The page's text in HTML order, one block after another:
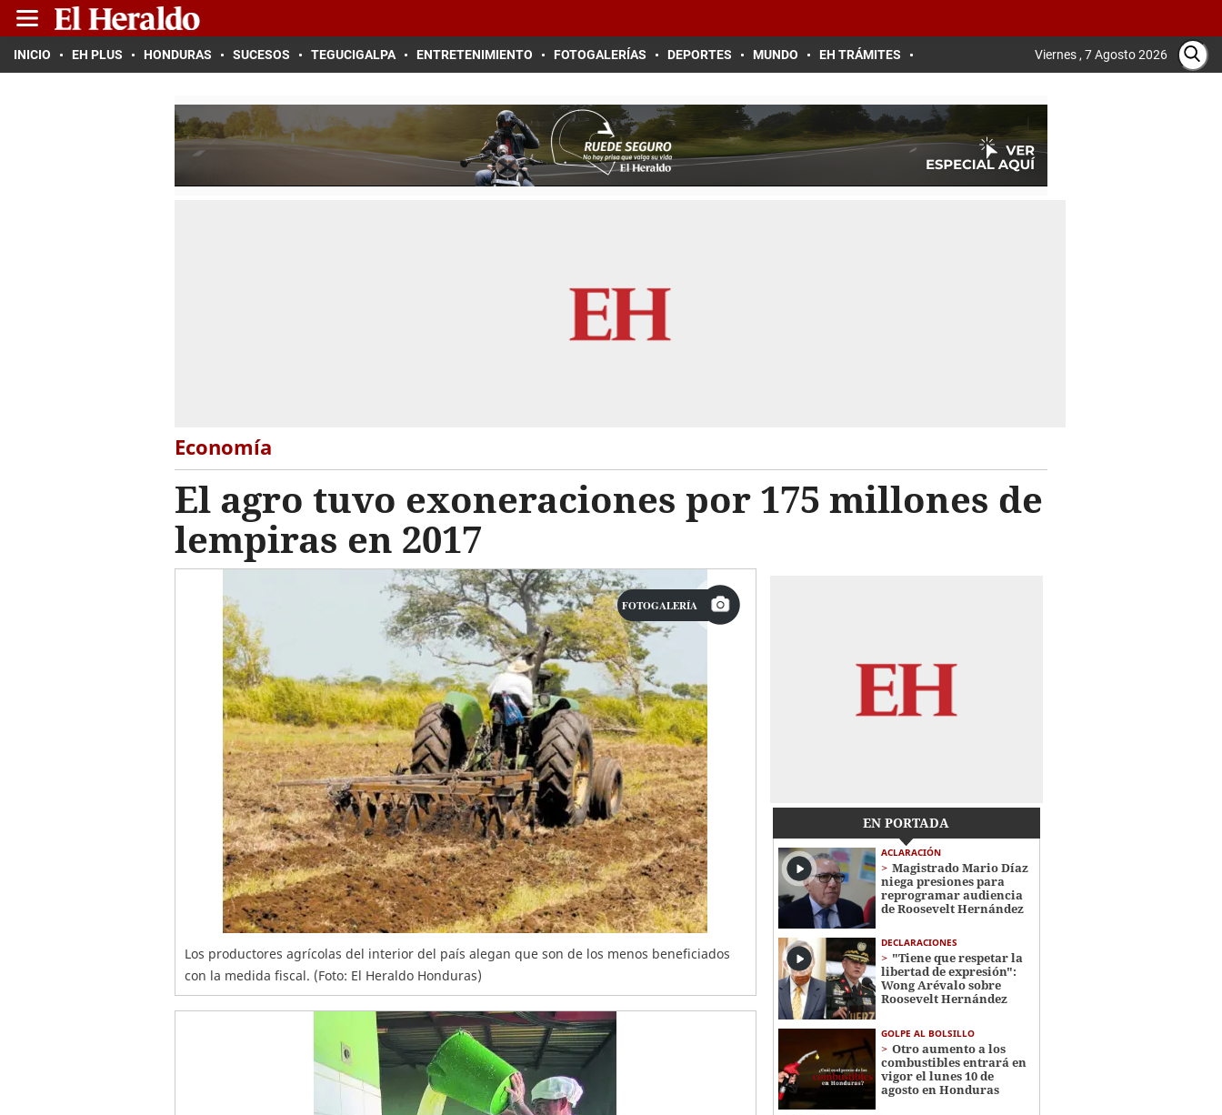
INICIO EH PLUS HONDURAS SUCESOS TEGUCIGALPA ENTRETENIMIENTO FOTOGALERÍAS DEPORTES MUNDO EH TRÁMITES Viernes , 7 Agosto 2026
Economía
El agro tuvo exoneraciones por 175 millones de
lempiras en 2017
FOTOGALERÍA
Los productores agrícolas del interior del país alegan que son de los menos beneficiados
con la medida fiscal. (Foto: El Heraldo Honduras)
EN PORTADA
ACLARACIÓN
Magistrado Mario Díaz
niega presiones para
reprogramar audiencia
de Roosevelt Hernández
DECLARACIONES
"Tiene que respetar la
libertad de expresión":
Wong Arévalo sobre
Roosevelt Hernández
GOLPE AL BOLSILLO
Otro aumento a los
combustibles entrará en
vigor el lunes 10 de
agosto en Honduras